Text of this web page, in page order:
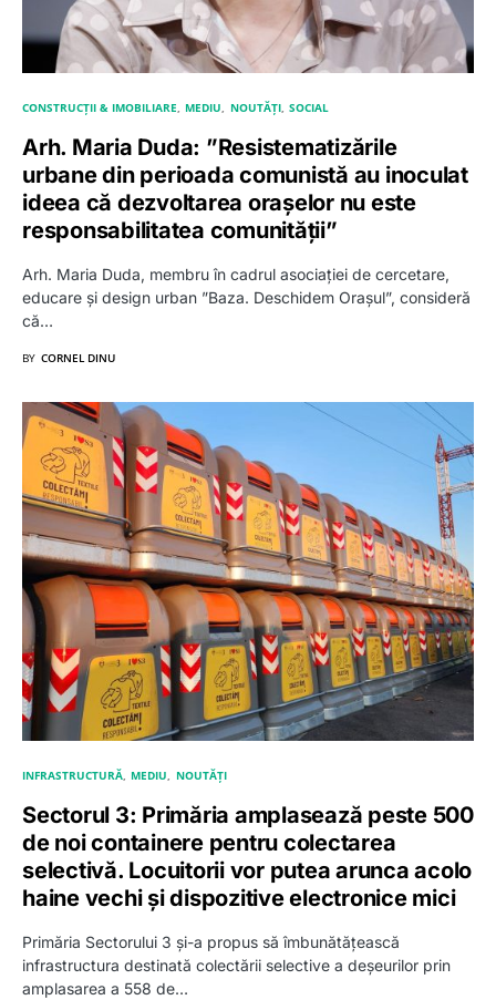
CONSTRUCȚII & IMOBILIARE MEDIU NOUTĂȚI SOCIAL
Arh. Maria Duda: ”Resistematizările
urbane din perioada comunistă au inoculat
ideea că dezvoltarea orașelor nu este
responsabilitatea comunității”
Arh. Maria Duda, membru în cadrul asociației de cercetare,
educare și design urban ”Baza. Deschidem Orașul”, consideră
că…
BY CORNEL DINU
INFRASTRUCTURĂ MEDIU NOUTĂȚI
Sectorul 3: Primăria amplasează peste 500
de noi containere pentru colectarea
selectivă. Locuitorii vor putea arunca acolo
haine vechi și dispozitive electronice mici
Primăria Sectorului 3 și-a propus să îmbunătățească
infrastructura destinată colectării selective a deșeurilor prin
amplasarea a 558 de…